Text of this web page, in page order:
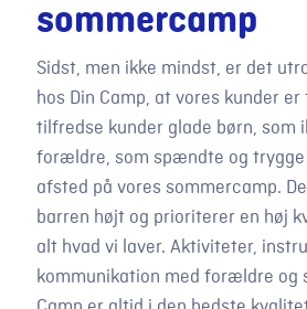
sommercamp
Sidst, men ikke mindst, er det
hos Din Camp, at vores kunder
tilfredse kunder glade børn, som
forældre, som spændte og trygge
afsted på vores sommercamp.
barren højt og prioriterer en høj
alt hvad vi laver. Aktiviteter,
kommunikation med forældre og